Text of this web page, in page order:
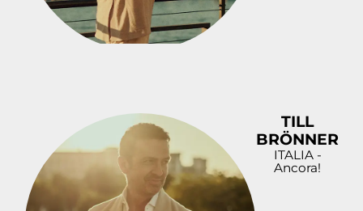
TILL
BRÖNNER
ITALIA -
Ancora!